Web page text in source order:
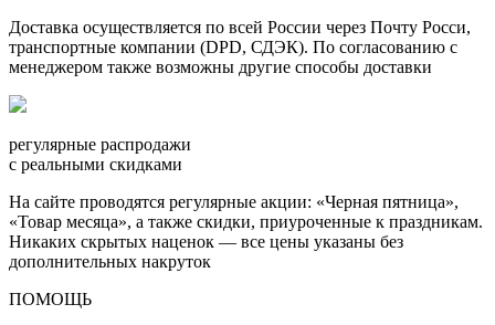
Доставка осуществляется по всей России через Почту Росси,
транспортные компании (DPD, СДЭК). По согласованию с
менеджером также возможны другие способы доставки
регулярные распродажи
с реальными скидками
На сайте проводятся регулярные акции: «Черная пятница»,
«Товар месяца», а также скидки, приуроченные к праздникам.
Никаких скрытых наценок — все цены указаны без
дополнительных накруток
ПОМОЩЬ